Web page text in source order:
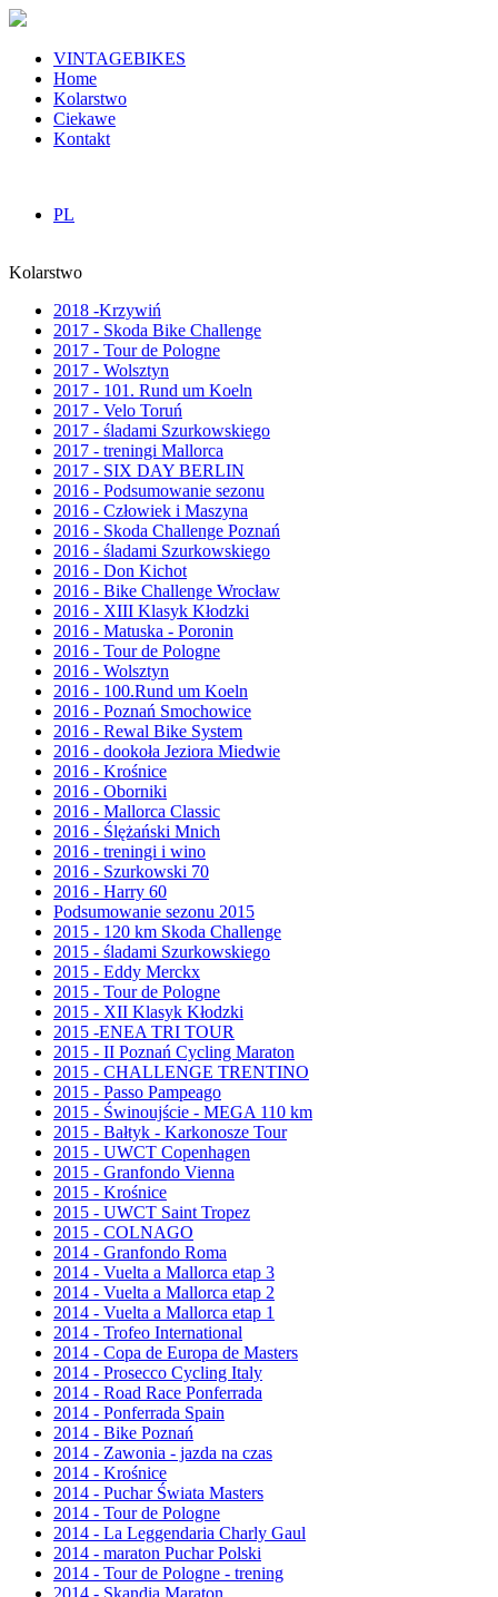
VINTAGEBIKES
Home
Kolarstwo
Ciekawe
Kontakt
PL
Kolarstwo
2018 -Krzywiń
2017 - Skoda Bike Challenge
2017 - Tour de Pologne
2017 - Wolsztyn
2017 - 101. Rund um Koeln
2017 - Velo Toruń
2017 - śladami Szurkowskiego
2017 - treningi Mallorca
2017 - SIX DAY BERLIN
2016 - Podsumowanie sezonu
2016 - Człowiek i Maszyna
2016 - Skoda Challenge Poznań
2016 - śladami Szurkowskiego
2016 - Don Kichot
2016 - Bike Challenge Wrocław
2016 - XIII Klasyk Kłodzki
2016 - Matuska - Poronin
2016 - Tour de Pologne
2016 - Wolsztyn
2016 - 100.Rund um Koeln
2016 - Poznań Smochowice
2016 - Rewal Bike System
2016 - dookoła Jeziora Miedwie
2016 - Krośnice
2016 - Oborniki
2016 - Mallorca Classic
2016 - Ślężański Mnich
2016 - treningi i wino
2016 - Szurkowski 70
2016 - Harry 60
Podsumowanie sezonu 2015
2015 - 120 km Skoda Challenge
2015 - śladami Szurkowskiego
2015 - Eddy Merckx
2015 - Tour de Pologne
2015 - XII Klasyk Kłodzki
2015 -ENEA TRI TOUR
2015 - II Poznań Cycling Maraton
2015 - CHALLENGE TRENTINO
2015 - Passo Pampeago
2015 - Świnoujście - MEGA 110 km
2015 - Bałtyk - Karkonosze Tour
2015 - UWCT Copenhagen
2015 - Granfondo Vienna
2015 - Krośnice
2015 - UWCT Saint Tropez
2015 - COLNAGO
2014 - Granfondo Roma
2014 - Vuelta a Mallorca etap 3
2014 - Vuelta a Mallorca etap 2
2014 - Vuelta a Mallorca etap 1
2014 - Trofeo International
2014 - Copa de Europa de Masters
2014 - Prosecco Cycling Italy
2014 - Road Race Ponferrada
2014 - Ponferrada Spain
2014 - Bike Poznań
2014 - Zawonia - jazda na czas
2014 - Krośnice
2014 - Puchar Świata Masters
2014 - Tour de Pologne
2014 - La Leggendaria Charly Gaul
2014 - maraton Puchar Polski
2014 - Tour de Pologne - trening
2014 - Skandia Maraton